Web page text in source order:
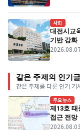
사회
대전시교
기반 강화
같은 주제의 인기글
같은 주제를 다룬 인기 기
주요뉴스
제13호 태
접근 전망
2026.08.03